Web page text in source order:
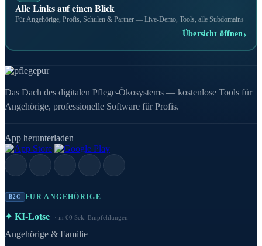
Alle Links auf einen Blick
Für Angehörige, Profis, Schulen & Partner — Live-Demo, Tools, alle Subdomains
Übersicht öffnen›
Das Dach des digitalen Pflege-Ökosystems — kostenlose Tools für
Angehörige, professionelle Software für Profis.
App herunterladen
B2C FÜR ANGEHÖRIGE
✦ KI-Lotse in 60 Sek. Empfehlungen
Angehörige & Familie